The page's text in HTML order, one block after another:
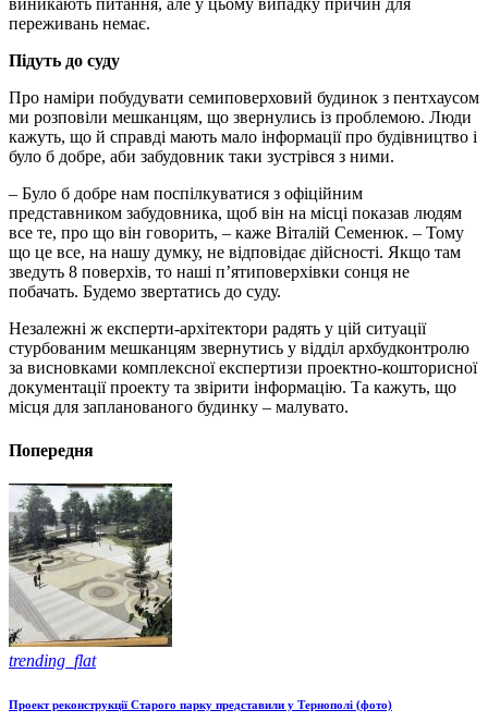
виникають питання, але у цьому випадку причин для
переживань немає.
Підуть до суду
Про наміри побудувати семиповерховий будинок з пентхаусом
ми розповіли мешканцям, що звернулись із проблемою. Люди
кажуть, що й справді мають мало інформації про будівництво і
було б добре, аби забудовник таки зустрівся з ними.
– Було б добре нам поспілкуватися з офіційним
представником забудовника, щоб він на місці показав людям
все те, про що він говорить, – каже Віталій Семенюк. – Тому
що це все, на нашу думку, не відповідає дійсності. Якщо там
зведуть 8 поверхів, то наші п’ятиповерхівки сонця не
побачать. Будемо звертатись до суду.
Незалежні ж експерти-архітектори радять у цій ситуації
стурбованим мешканцям звернутись у відділ архбудконтролю
за висновками комплексної експертизи проектно-кошторисної
документації проекту та звірити інформацію. Та кажуть, що
місця для запланованого будинку – малувато.
Попередня
trending_flat
Проект реконструкції Старого парку представили у Тернополі (фото)